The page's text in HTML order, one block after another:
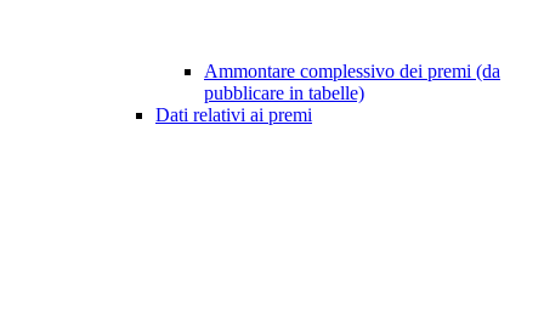
Ammontare complessivo dei premi (da
pubblicare in tabelle)
Dati relativi ai premi